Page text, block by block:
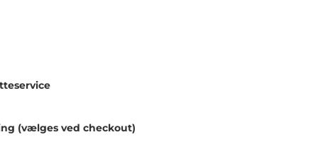
(vælges ved checkout)